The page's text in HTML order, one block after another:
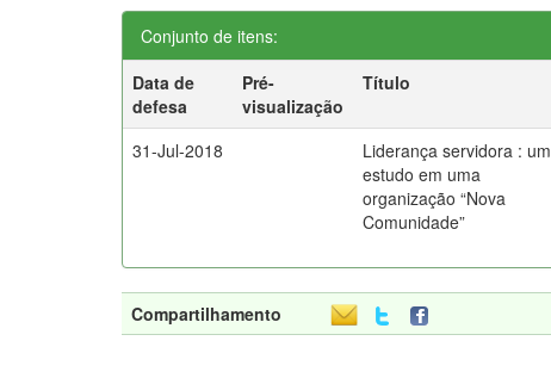
Conjunto de itens:
Data de
defesa
Pré-
visualização
Título
31-Jul-2018
Liderança servidora : um
estudo em uma
organização “Nova
Comunidade”
Compartilhamento